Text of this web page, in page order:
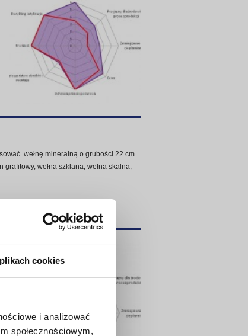
cookies
i analizować
społecznościowym,
wełnę mineralną o grubości 22 cm
wełna szklana, wełna skalna,